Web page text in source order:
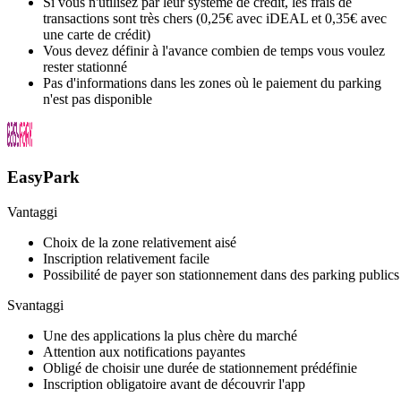
transactions sont très chers (0,25€ avec iDEAL et 0,35€ avec
une carte de crédit)
Vous devez définir à l'avance combien de temps vous voulez
rester stationné
Pas d'informations dans les zones où le paiement du parking
n'est pas disponible
EasyPark
Vantaggi
Choix de la zone relativement aisé
Inscription relativement facile
Possibilité de payer son stationnement dans des parking publics
Svantaggi
Une des applications la plus chère du marché
Attention aux notifications payantes
Obligé de choisir une durée de stationnement prédéfinie
Inscription obligatoire avant de découvrir l'app